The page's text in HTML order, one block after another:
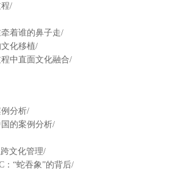
/
着谁的鼻子走/
化移植/
中直面文化融合/
分析/
的案例分析/
文化管理/
：“蛇吞象”的背后/